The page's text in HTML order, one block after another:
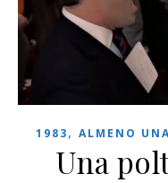
1983, ALMENO
Una